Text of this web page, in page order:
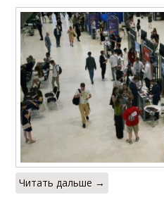
Читать дальше →